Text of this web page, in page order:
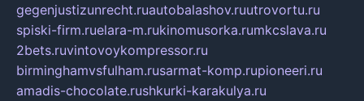
gegenjustizunrecht.ruautobalashov.ruutrovortu.ru
spiski-firm.ruelara-m.rukinomusorka.rumkcslava.ru
2bets.ruvintovoykompressor.ru
birminghamvsfulham.rusarmat-komp.rupioneeri.ru
amadis-chocolate.rushkurki-karakulya.ru